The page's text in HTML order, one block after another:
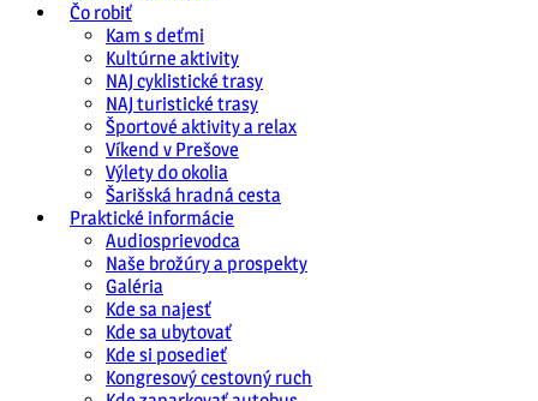
Čo robiť
Kam s deťmi
Kultúrne aktivity
NAJ cyklistické trasy
NAJ turistické trasy
Športové aktivity a relax
Víkend v Prešove
Výlety do okolia
Šarišská hradná cesta
Praktické informácie
Audiosprievodca
Naše brožúry a prospekty
Galéria
Kde sa najesť
Kde sa ubytovať
Kde si posedieť
Kongresový cestovný ruch